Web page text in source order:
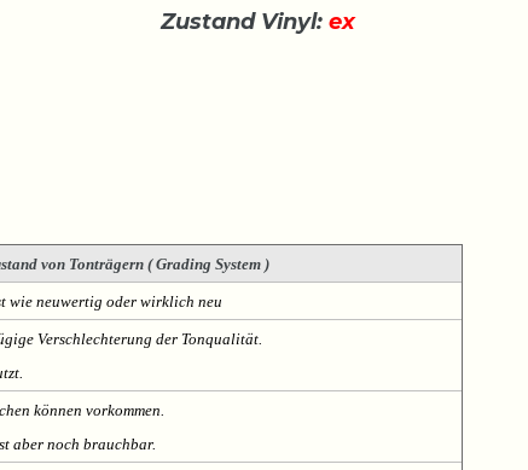
Zustand Vinyl:ex
von Tonträgern ( Grading System )
wie neuwertig oder wirklich neu
Verschlechterung der Tonqualität.
können vorkommen.
aber noch brauchbar.